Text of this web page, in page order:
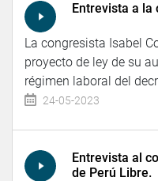
Entrevista a la
La congresista Isabel
proyecto de ley de su
régimen laboral del
24-05-2023
Entrevista al
de Perú Libre.